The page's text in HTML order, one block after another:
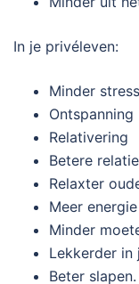
In je privéleven:
Minder stress
Ontspanning
Relativering
Betere
Relaxter
Meer
Minder
Lekkerder in
Beter slapen.